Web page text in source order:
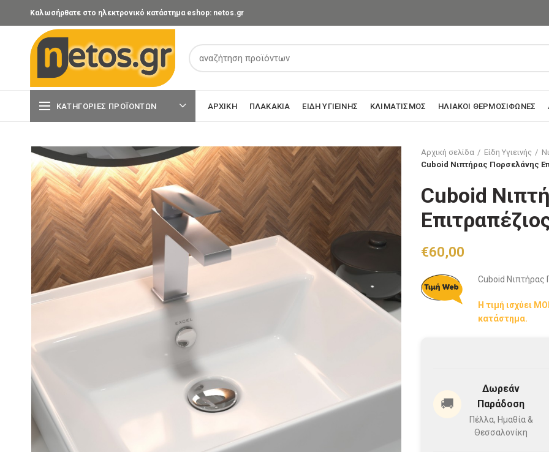
Καλωσήρθατε στο ηλεκτρονικό κατάστημα eshop: netos.gr
ΚΑΤΗΓΟΡΊΕΣ ΠΡΟΪΌΝΤΩΝ ΑΡΧΙΚΉ ΠΛΑΚΆΚΙΑ ΕΊΔΗ ΥΓΙΕΙΝΉΣ ΚΛΙΜΑΤΙΣΜΌΣ ΗΛΙΑΚΟΊ ΘΕΡΜΟΣΊΦΩΝΕΣ
Αρχική σελίδα Είδη Υγιεινής
Cuboid Nιπτήρας Πορσελάνης
Cuboid
€60,00
Cuboid
Η τιμή ισχύει
κατάστημα.
🚚
Δωρεάν
Παράδοση
Πέλλα, Ημαθία &
Θεσσαλονίκη